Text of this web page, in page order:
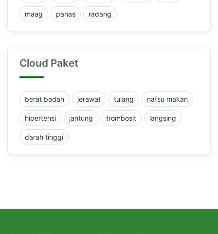
maag panas radang
Cloud Paket
berat badan jerawat tulang nafsu makan
hipertensi jantung trombosit langsing
darah tinggi